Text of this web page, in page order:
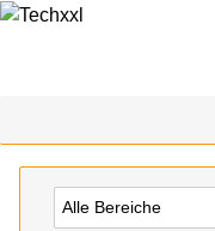
Alle Bereiche